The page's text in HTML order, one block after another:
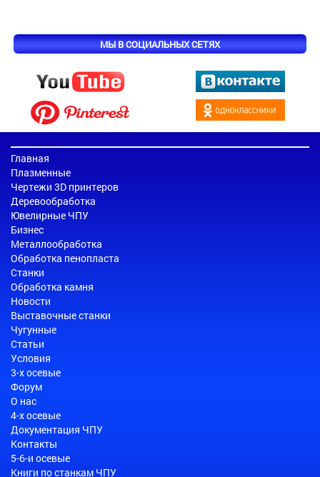
МЫ В СОЦИАЛЬНЫХ СЕТЯХ
Главная
Плазменные
Чертежи 3D принтеров
Деревообработка
Ювелирные ЧПУ
Бизнес
Металлообработка
Обработка пенопласта
Станки
Обработка камня
Новости
Выставочные станки
Чугунные
Статьи
Условия
3-х осевые
Форум
О нас
4-х осевые
Документация ЧПУ
Контакты
5-6-и осевые
Книги по станкам ЧПУ